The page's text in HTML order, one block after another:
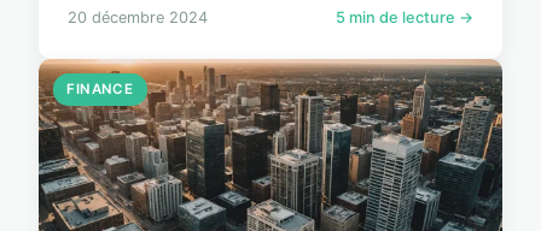
20 décembre 2024 5 min de lecture →
FINANCE